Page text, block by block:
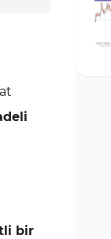
bir